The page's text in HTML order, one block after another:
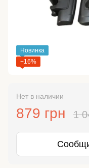
Новинка
−16%
Нет в наличии
879 грн 1